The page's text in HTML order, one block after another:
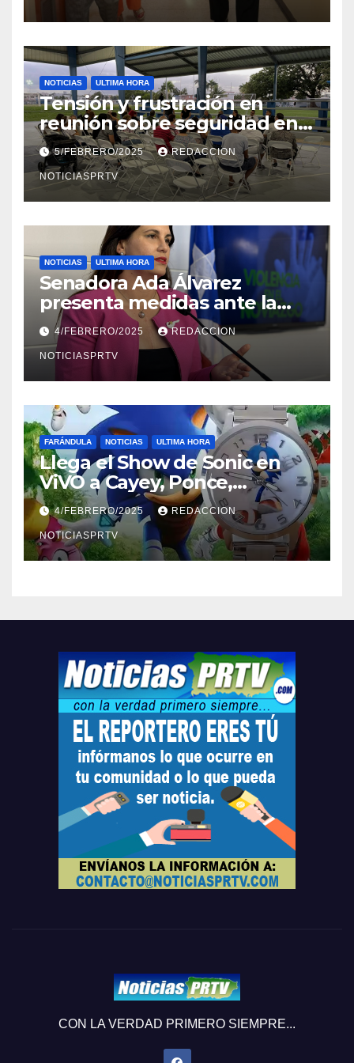
NOTICIAS ULTIMA HORA
Tensión y frustración en
reunión sobre seguridad en
Reparto Metropolitano
5/FEBRERO/2025 REDACCION
NOTICIASPRTV
NOTICIAS ULTIMA HORA
Senadora Ada Álvarez
presenta medidas ante la
violencia en el noviazgo
4/FEBRERO/2025 REDACCION
NOTICIASPRTV
FARÁNDULA NOTICIAS ULTIMA HORA
Llega el Show de Sonic en
ViVO a Cayey, Ponce,
Barceloneta y Humacao,
Relojes gratis para el que
compre ahora….
4/FEBRERO/2025 REDACCION
NOTICIASPRTV
CON LA VERDAD PRIMERO SIEMPRE...